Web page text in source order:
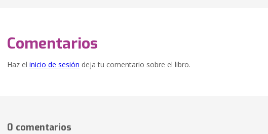
Comentarios
Haz el inicio de sesión deja tu comentario sobre el libro.
0 comentarios